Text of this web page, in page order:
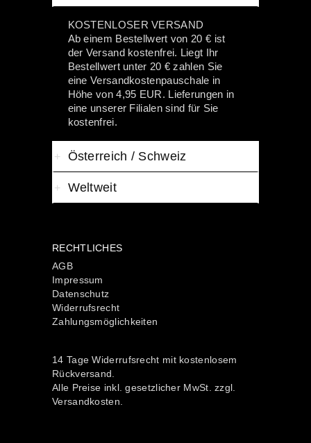
KOSTENLOSER VERSAND
Ab einem Bestellwert von 20 € ist
der Versand kostenfrei. Liegt Ihr
Bestellwert unter 20 € zahlen Sie
eine Versandkostenpauschale in
Höhe von 4,95 EUR. Lieferungen in
eine unserer Filialen sind für Sie
kostenfrei.
Österreich / Schweiz
Weltweit
RECHTLICHES
AGB
Impressum
Datenschutz
Widerrufsrecht
Zahlungsmöglichkeiten
14 Tage Widerrufsrecht mit kostenlosem
Rückversand.
Alle Preise inkl. gesetzlicher MwSt. zzgl.
Versandkosten.